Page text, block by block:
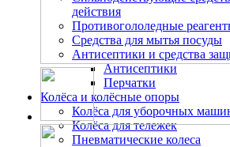
действия
Противогололедные
Средства для мытья посуды
Антисептики и средства
Антисептики
Перчатки
Колёса и колёсные опоры
Колёса для уборочных
Колёса для тележек
Пневматические колеса